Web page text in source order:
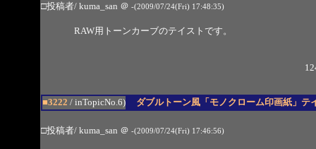
□投稿者/ kuma_san ＠ -(2009/07/24(Fri) 17:48:35)
RAW用トーンカーブのテイストです。
■3222 / inTopicNo.6) ダブルトーン風「モノクローム印画紙」テ
□投稿者/ kuma_san ＠ -(2009/07/24(Fri) 17:46:56)